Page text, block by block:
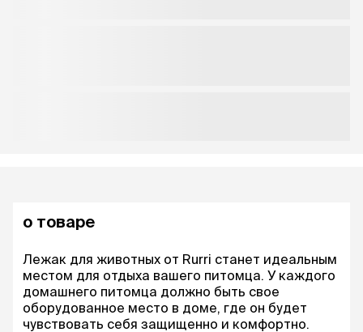
о товаре
Лежак для животных от Rurri станет идеальным
местом для отдыха вашего питомца. У каждого
домашнего питомца должно быть свое
оборудованное место в доме, где он будет
чувствовать себя защищенно и комфортно.